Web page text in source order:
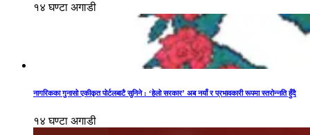
१४ घण्टा अगाडी
नागरिकका गुनासो एकीकृत पोर्टलबाटै सुनिने : ‘हेलो सरकार’ अब नयाँ र प्रभावकारी रूपमा स्तरोन्नति हुँदै
१४ घण्टा अगाडी